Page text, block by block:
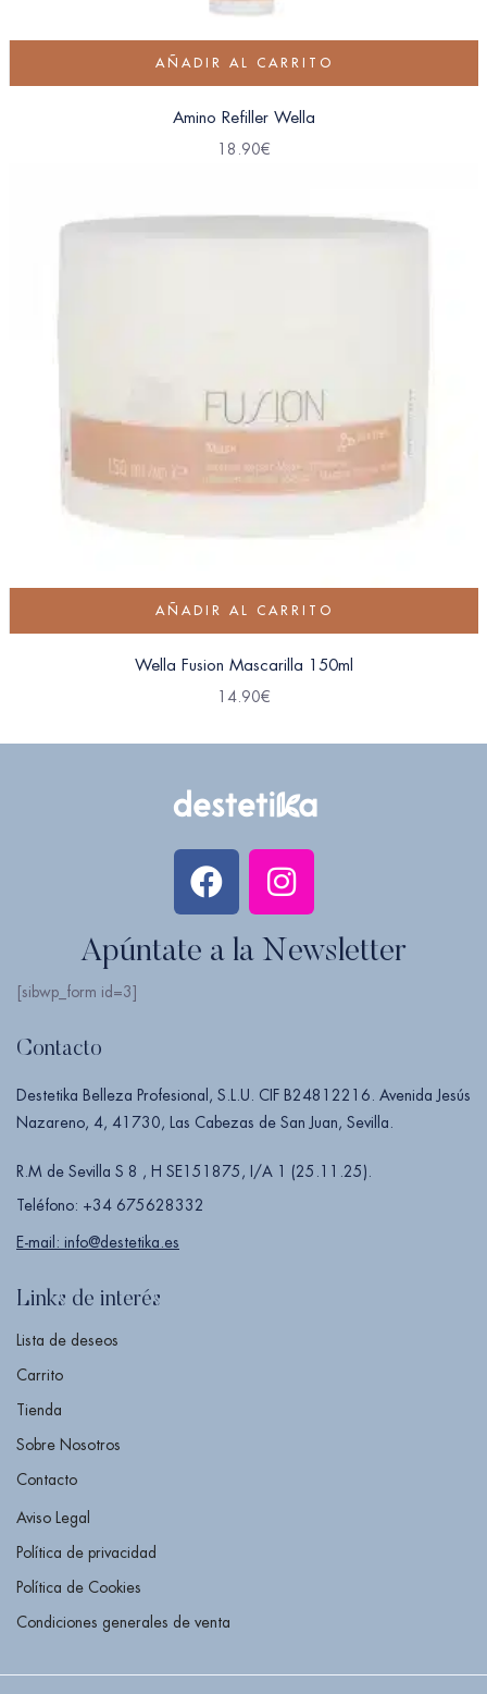
AÑADIR AL CARRITO
Amino Refiller Wella
18.90€
AÑADIR AL CARRITO
Wella Fusion Mascarilla 150ml
14.90€
Apúntate a la Newsletter
[sibwp_form id=3]
Contacto
Destetika Belleza Profesional, S.L.U. CIF B24812216. Avenida Jesús
Nazareno, 4, 41730, Las Cabezas de San Juan, Sevilla.
R.M de Sevilla S 8 , H SE151875, I/A 1 (25.11.25).
Teléfono: +34 675628332
E-mail: info@destetika.es
Links de interés
Lista de deseos
Carrito
Tienda
Sobre Nosotros
Contacto
Aviso Legal
Política de privacidad
Política de Cookies
Condiciones generales de venta